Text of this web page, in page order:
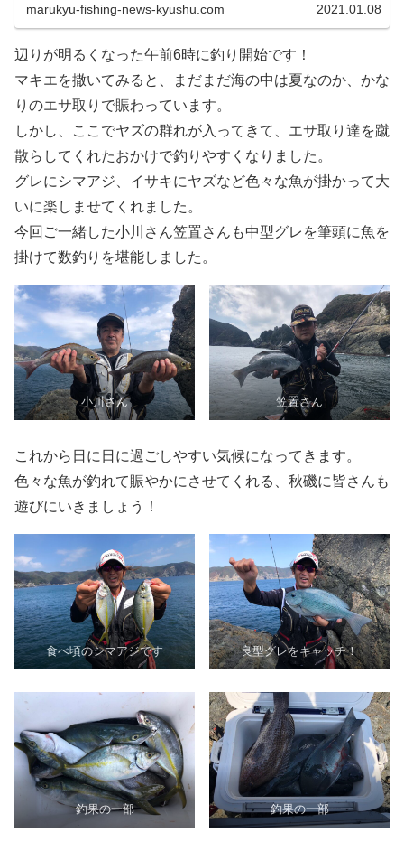
marukyu-fishing-news-kyushu.com 2021.01.08
辺りが明るくなった午前6時に釣り開始です！
マキエを撒いてみると、まだまだ海の中は夏なのか、かな
りのエサ取りで賑わっています。
しかし、ここでヤズの群れが入ってきて、エサ取り達を蹴
散らしてくれたおかけで釣りやすくなりました。
グレにシマアジ、イサキにヤズなど色々な魚が掛かって大
いに楽しませてくれました。
今回ご一緒した小川さん笠置さんも中型グレを筆頭に魚を
掛けて数釣りを堪能しました。
小川さん 笠置さん
これから日に日に過ごしやすい気候になってきます。
色々な魚が釣れて賑やかにさせてくれる、秋磯に皆さんも
遊びにいきましょう！
食べ頃のシマアジです 良型グレをキャッチ！
釣果の一部 釣果の一部